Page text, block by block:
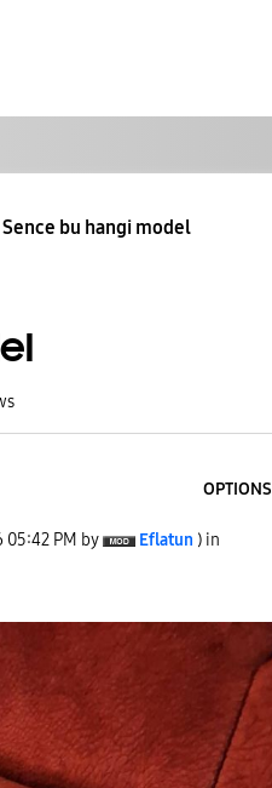
Sence bu hangi model
OPTIONS
05:42 PM by Eflatun ) in